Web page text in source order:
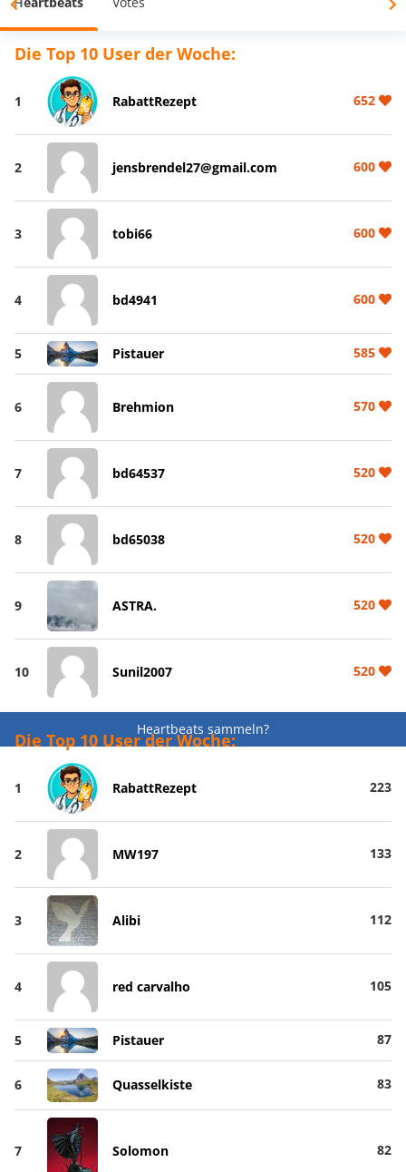
Die Top 10 User der Woche:
1 RabattRezept 652
2 jensbrendel27@gmail.com 600
3 tobi66 600
4 bd4941 600
5 Pistauer 585
6 Brehmion 570
7 bd64537 520
8 bd65038 520
9 ASTRA. 520
10 Sunil2007 520
Heartbeats sammeln?
Die Top 10 User der Woche:
1 RabattRezept 223
2 MW197 133
3 Alibi 112
4 red carvalho 105
5 Pistauer 87
6 Quasselkiste 83
7 Solomon 82